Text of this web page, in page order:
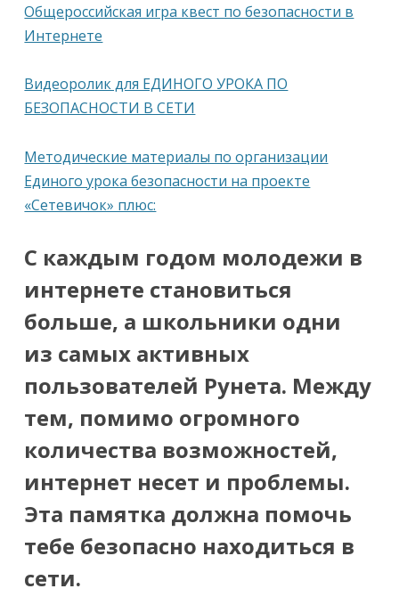
Общероссийская игра квест по безопасности в
Интернете
Видеоролик для ЕДИНОГО УРОКА ПО
БЕЗОПАСНОСТИ В СЕТИ
Методические материалы по организации
Единого урока безопасности на проекте
«Сетевичок» плюс:
С каждым годом молодежи в
интернете становиться
больше, а школьники одни
из самых активных
пользователей Рунета. Между
тем, помимо огромного
количества возможностей,
интернет несет и проблемы.
Эта памятка должна помочь
тебе безопасно находиться в
сети.